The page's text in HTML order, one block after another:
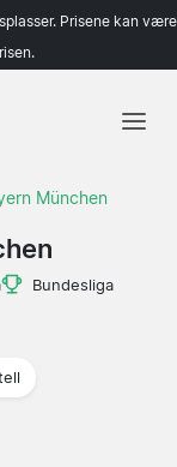
Prisene kan være
München
Bundesliga